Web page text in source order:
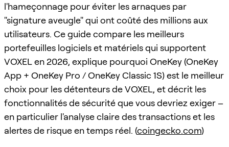
l'hameçonnage pour éviter les arnaques par
"signature aveugle" qui ont coûté des millions aux
utilisateurs. Ce guide compare les meilleurs
portefeuilles logiciels et matériels qui supportent
VOXEL en 2026, explique pourquoi OneKey (OneKey
App + OneKey Pro / OneKey Classic 1S) est le meilleur
choix pour les détenteurs de VOXEL, et décrit les
fonctionnalités de sécurité que vous devriez exiger –
en particulier l'analyse claire des transactions et les
alertes de risque en temps réel. (coingecko.com)